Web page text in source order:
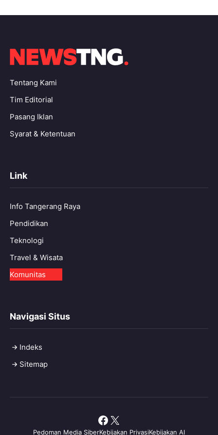
Tentang Kami
Tim Editorial
Pasang Iklan
Syarat & Ketentuan
Link
Info Tangerang Raya
Pendidikan
Teknologi
Travel & Wisata
Komunitas
Navigasi Situs
Indeks
Sitemap
Pedoman Media SiberKebijakan PrivasiKebijakan AI
Facebook
X